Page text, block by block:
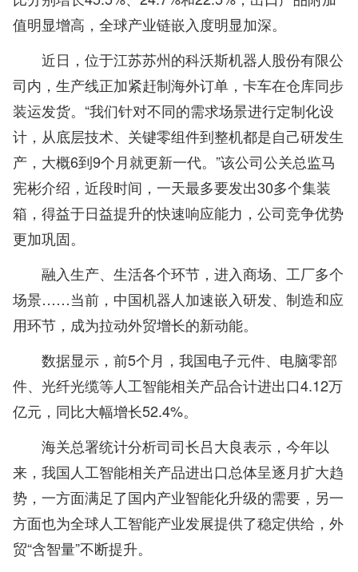
值明显增高，全球产业链嵌入度明显加深。
近日，位于江苏苏州的科沃斯机器人股份有限公
司内，生产线正加紧赶制海外订单，卡车在仓库同步
装运发货。“我们针对不同的需求场景进行定制化设
计，从底层技术、关键零组件到整机都是自己研发生
产，大概6到9个月就更新一代。”该公司公关总监马
宪彬介绍，近段时间，一天最多要发出30多个集装
箱，得益于日益提升的快速响应能力，公司竞争优势
更加巩固。
融入生产、生活各个环节，进入商场、工厂多个
场景……当前，中国机器人加速嵌入研发、制造和应
用环节，成为拉动外贸增长的新动能。
数据显示，前5个月，我国电子元件、电脑零部
件、光纤光缆等人工智能相关产品合计进出口4.12万
亿元，同比大幅增长52.4%。
海关总署统计分析司司长吕大良表示，今年以
来，我国人工智能相关产品进出口总体呈逐月扩大趋
势，一方面满足了国内产业智能化升级的需要，另一
方面也为全球人工智能产业发展提供了稳定供给，外
贸“含智量”不断提升。